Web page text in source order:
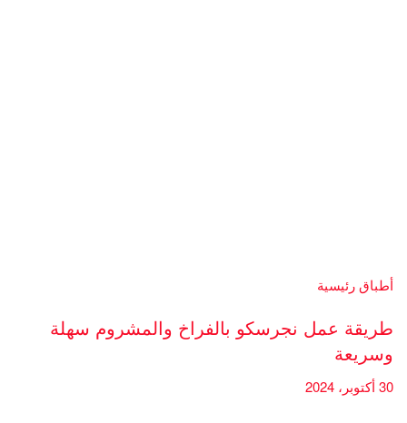
أطباق رئيسية
طريقة عمل نجرسكو بالفراخ والمشروم سهلة
وسريعة
30 أكتوبر، 2024